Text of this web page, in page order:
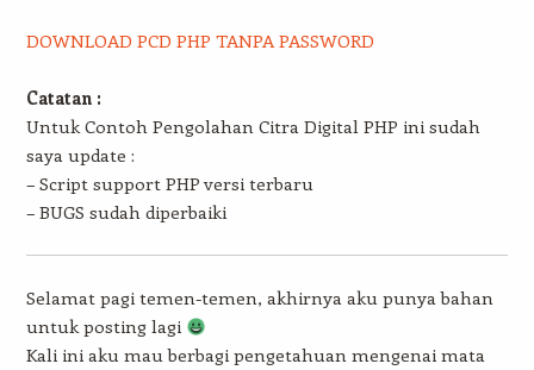
DOWNLOAD PCD PHP TANPA PASSWORD
Catatan :
Untuk Contoh Pengolahan Citra Digital PHP ini sudah
saya update :
– Script support PHP versi terbaru
– BUGS sudah diperbaiki
Selamat pagi temen-temen, akhirnya aku punya bahan
untuk posting lagi
Kali ini aku mau berbagi pengetahuan mengenai mata